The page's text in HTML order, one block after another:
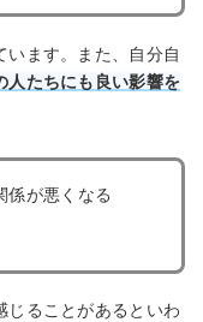
います。また、自分自
人たちにも良い影響を
係が悪くなる
じることがあるといわ